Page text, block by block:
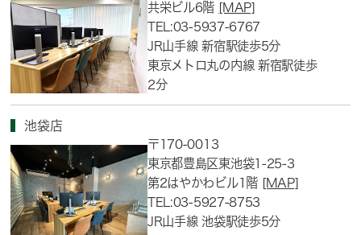
共栄ビル6階 [MAP]
TEL:03-5937-6767
JR山手線 新宿駅徒歩5分
東京メトロ丸の内線 新宿駅徒歩
2分
池袋店
〒170-0013
東京都豊島区東池袋1-25-3
第2はやかわビル1階 [MAP]
TEL:03-5927-8753
JR山手線 池袋駅徒歩5分